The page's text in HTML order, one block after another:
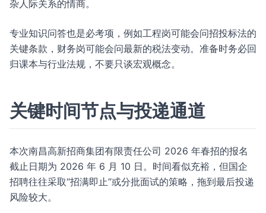
杂人际关系的情商。
专业知识问答也是必考项，例如工程岗可能会问招投标法的
关键条款，财务岗可能会问最新的税法变动。准备时务必回
归课本与行业法规，不要只谈宏观概念。
关键时间节点与投递通道
本次南昌高新招商集团有限责任公司 2026 年春招的报名
截止日期为 2026 年 6 月 10 日。时间看似充裕，但国企
招聘往往采取“招满即止”或分批面试的策略，拖到最后投递
风险较大。